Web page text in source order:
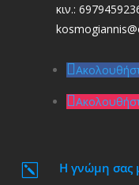
κιν.:
k Η γνώμη σας